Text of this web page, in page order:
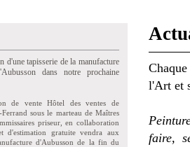
d'une tapisserie de la manufacture
dans notre prochaine
de vente Hôtel des ventes de
sous le marteau de Maîtres
priseur, en collaboration
d'estimation gratuite vendra aux
d'Aubusson de la fin du
l'Art et
faire,